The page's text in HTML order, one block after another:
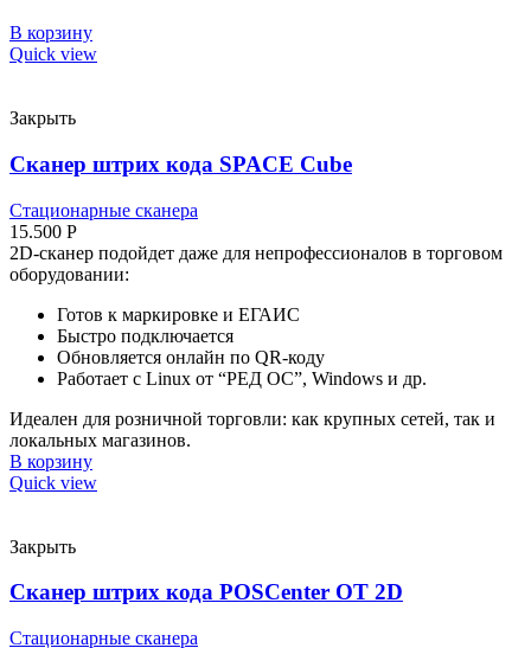
В корзину
Quick view
Закрыть
Сканер штрих кода SPACE Cube
Стационарные сканера
15.500 Р
2D-сканер подойдет даже для непрофессионалов в торговом
оборудовании:
Готов к маркировке и ЕГАИС
Быстро подключается
Обновляется онлайн по QR-коду
Работает с Linux от “РЕД ОС”, Windows и др.
Идеален для розничной торговли: как крупных сетей, так и
локальных магазинов.
В корзину
Quick view
Закрыть
Сканер штрих кода POSCenter OT 2D
Стационарные сканера